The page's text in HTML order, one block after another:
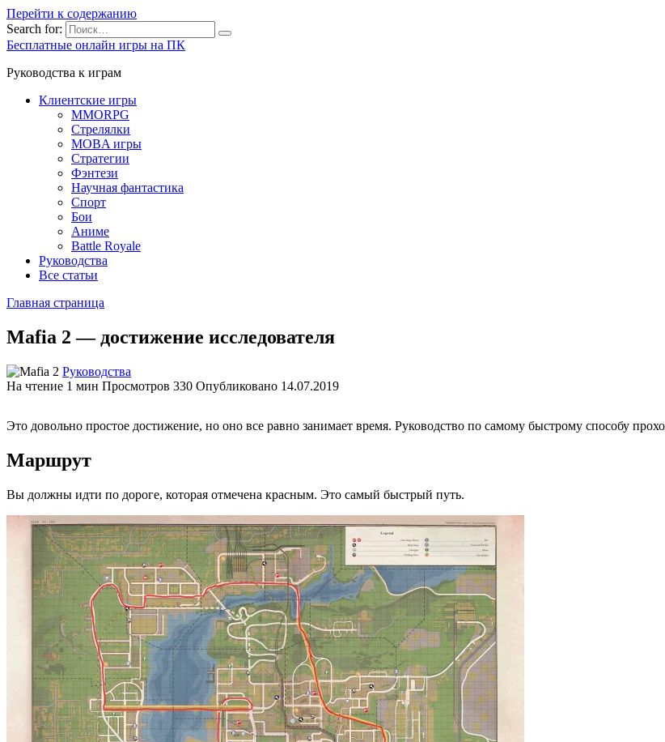
Перейти к содержанию
Search for:
Бесплатные онлайн игры на ПК
Руководства к играм
Клиентские игры
MMORPG
Стрелялки
MOBA игры
Стратегии
Фэнтези
Научная фантастика
Спорт
Бои
Аниме
Battle Royale
Руководства
Все статьи
Главная страница
Mafia 2 — достижение исследователя
Руководства
На чтение 1 мин Просмотров 330 Опубликовано 14.07.2019
Это довольно простое достижение, но оно все равно занимает время. Руководство по самому быстрому способу
Маршрут
Вы должны идти по дороге, которая отмечена красным. Это самый быстрый путь.